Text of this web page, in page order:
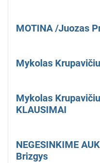
MOTINA /Juozas
Mykolas
Mykolas
KLAUSIMAI
NEGESINKIME
Brizgys